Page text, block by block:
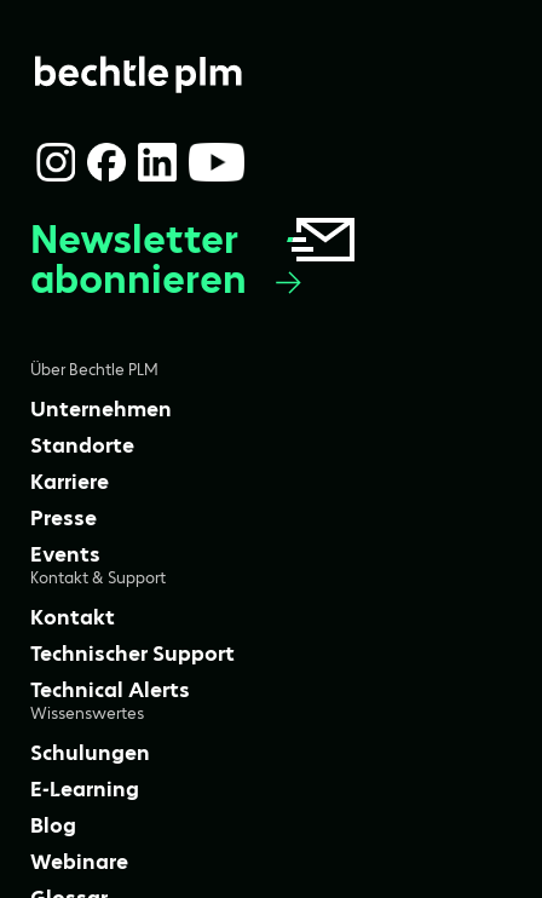
Über Bechtle PLM
Unternehmen
Standorte
Karriere
Presse
Events
Kontakt & Support
Kontakt
Technischer Support
Technical Alerts
Wissenswertes
Schulungen
E-Learning
Blog
Webinare
Newsletter
abonnieren